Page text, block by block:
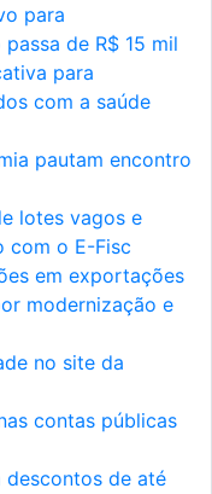
para
de R$ 15 mil
para
com a saúde
pautam encontro
lotes vagos e
com o E-Fisc
em exportações
modernização e
no site da
contas públicas
descontos de até